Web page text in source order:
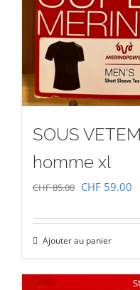
SOUS
homme xl
CHF85.00 Le
initial
était :
CHF 85.00.
CHF 59.00
Ajouter au panier